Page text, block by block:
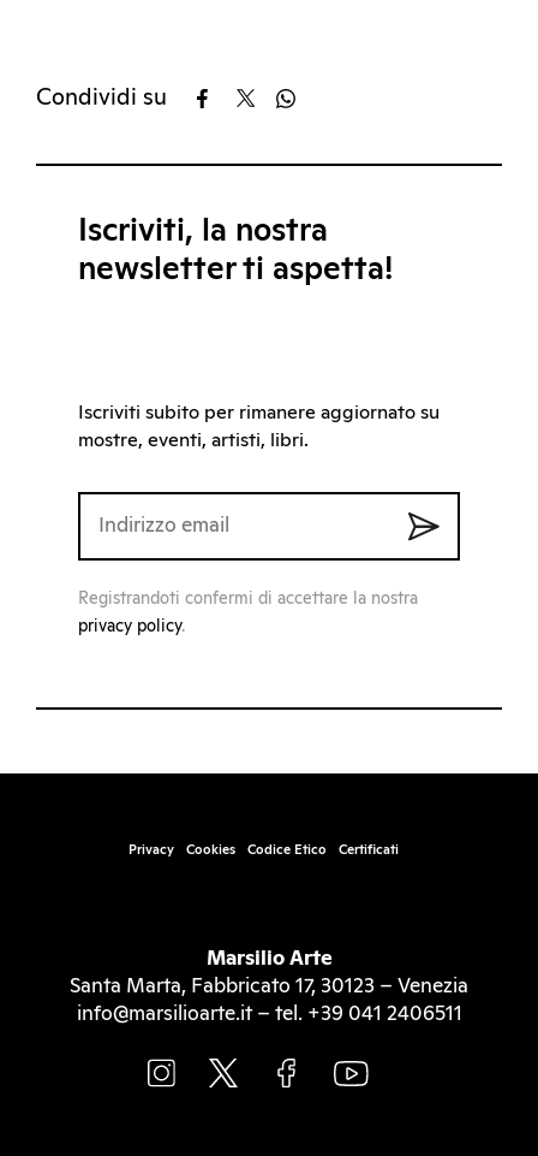
Condividi su
Iscriviti, la nostra
newsletter ti aspetta!
Iscriviti subito per rimanere aggiornato su
mostre, eventi, artisti, libri.
Registrandoti confermi di accettare la nostra
privacy policy.
Privacy Cookies Codice Etico Certificati
Marsilio Arte
Santa Marta, Fabbricato 17, 30123 – Venezia
info@marsilioarte.it – tel. +39 041 2406511